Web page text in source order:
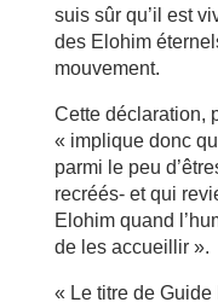
suis sûr qu’il est
des Elohim
mouvement.
Cette déclaration,
« implique donc
parmi le peu
recréés- et qui
Elohim quand
de les accueillir ».
« Le titre de Guide